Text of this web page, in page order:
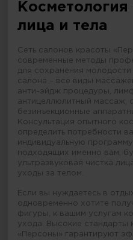
Косметология
лица и тела
Сеть салонов красоты
современные методы
для сохранения
салона – все виды
анти-эйдж процедуры,
антицеллюлитный массаж,
безинъекционные
Консультация опытного
определить потребности
индивидуальную
подходящих именно вам,
ультразвуковая чистка
уходы за телом.
Если вы нуждаетесь в
одновременно хотите
фигуры, к вашим услугам
ухода. Высокие стандарты
«Персоны» гарантируют